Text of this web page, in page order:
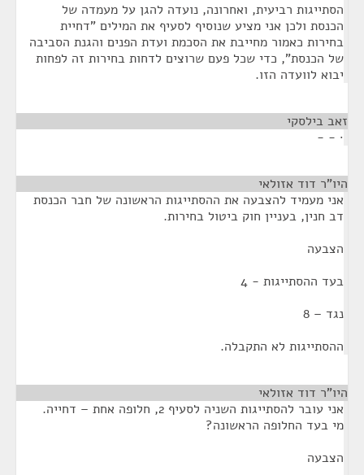
הסתייגות רביעית, ואחרונה, נועדה להגן על מעמדה של
הכנסת ולכן אני מציע שנוסיף לסעיף את המילים "דחיית
בחירות כאמור מחייבת את הסכמת ועדת הפנים והגנת הסביבה
של הכנסת", כדי שכל פעם שרוצים לדחות בחירות זה לפחות
יבוא לוועדה הזו.
זאב בילסקי
· - -
היו"ר דוד אזולאי
אני מעמיד להצבעה את ההסתייגות הראשונה של חבר הכנסת
דב חנין, בעניין חוק ביטול בחירות.
הצבעה
בעד ההסתייגות - 4
נגד – 8
ההסתייגות לא התקבלה.
היו"ר דוד אזולאי
אני עובר להסתייגות השניה לסעיף 2, חלופה אחת – דחייה.
מי בעד החלופה הראשונה?
הצבעה